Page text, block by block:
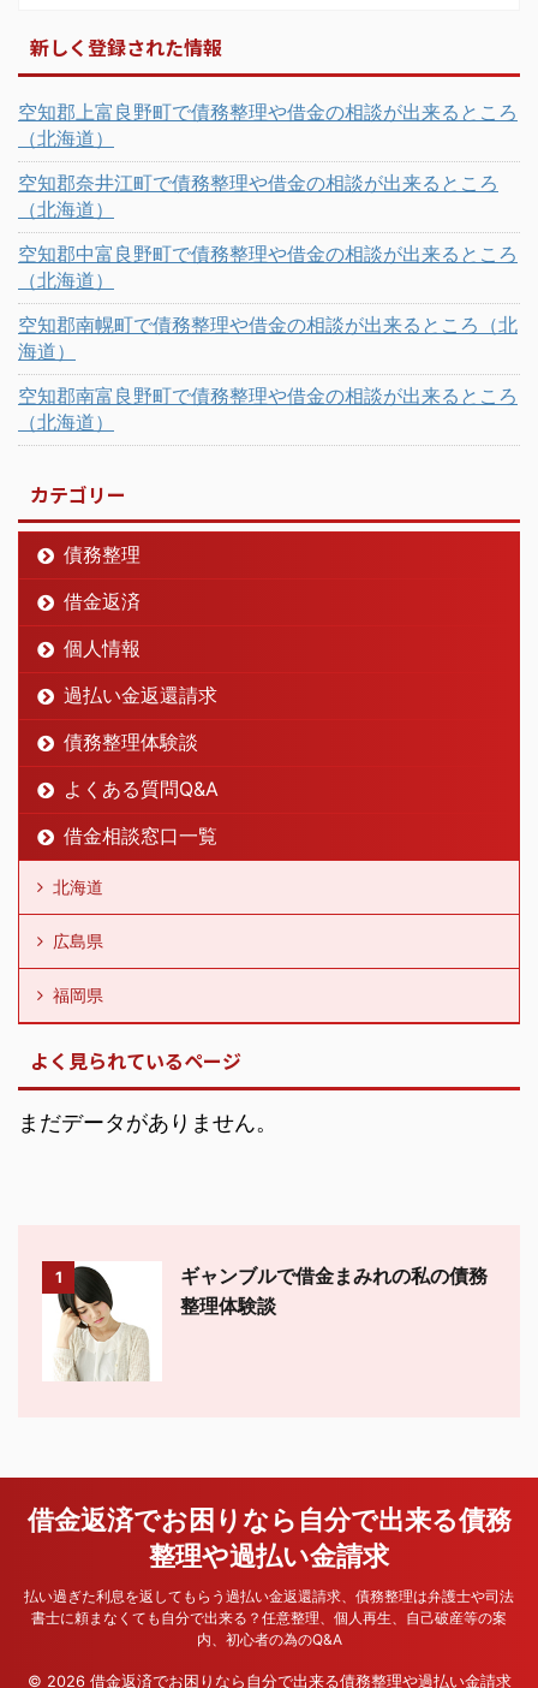
新しく登録された情報
空知郡上富良野町で債務整理や借金の相談が出来るところ
（北海道）
空知郡奈井江町で債務整理や借金の相談が出来るところ
（北海道）
空知郡中富良野町で債務整理や借金の相談が出来るところ
（北海道）
空知郡南幌町で債務整理や借金の相談が出来るところ（北
海道）
空知郡南富良野町で債務整理や借金の相談が出来るところ
（北海道）
カテゴリー
債務整理
借金返済
個人情報
過払い金返還請求
債務整理体験談
よくある質問Q&A
借金相談窓口一覧
北海道
広島県
福岡県
よく見られているページ
まだデータがありません。
1
ギャンブルで借金まみれの私の債務
整理体験談
借金返済でお困りなら自分で出来る債務
整理や過払い金請求
払い過ぎた利息を返してもらう過払い金返還請求、債務整理は弁護士や司法
書士に頼まなくても自分で出来る？任意整理、個人再生、自己破産等の案
内、初心者の為のQ&A
© 2026 借金返済でお困りなら自分で出来る債務整理や過払い金請求